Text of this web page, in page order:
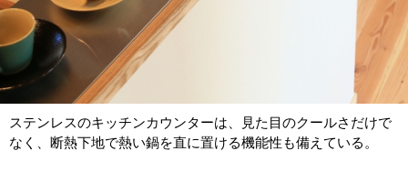
ステンレスのキッチンカウンターは、見た目のクールさだけで
なく、断熱下地で熱い鍋を直に置ける機能性も備えている。